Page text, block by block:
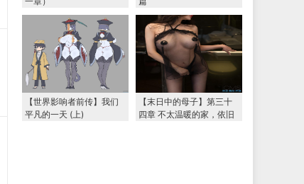
【世界影响者前传】我们
平凡的一天 (上)
【末日中的母子】第三十
四章 不太温暖的家，依旧